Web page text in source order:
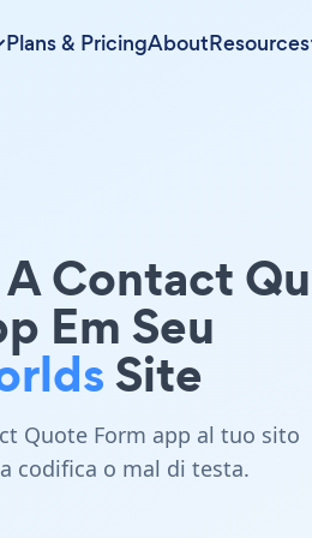
Plans & PricingAboutResources
Contact
Em Seu
Site
Quote Form app al tuo sito
codifica o mal di testa.